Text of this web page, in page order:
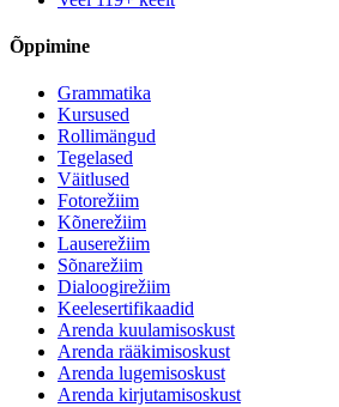
Õppimine
Grammatika
Kursused
Rollimängud
Tegelased
Väitlused
Fotorežiim
Kõnerežiim
Lauserežiim
Sõnarežiim
Dialoogirežiim
Keelesertifikaadid
Arenda kuulamisoskust
Arenda rääkimisoskust
Arenda lugemisoskust
Arenda kirjutamisoskust